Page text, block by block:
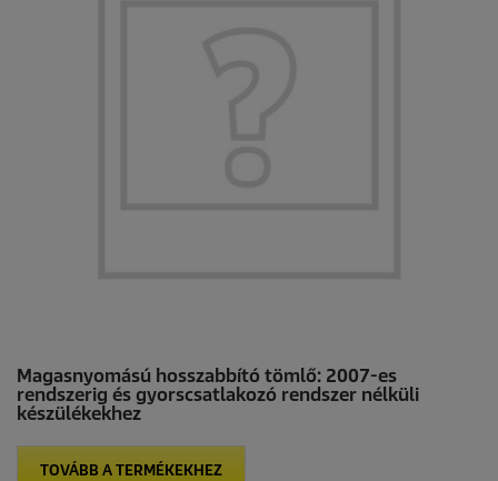
Magasnyomású hosszabbító tömlő: 2007-es
rendszerig és gyorscsatlakozó rendszer nélküli
készülékekhez
TOVÁBB A TERMÉKEKHEZ